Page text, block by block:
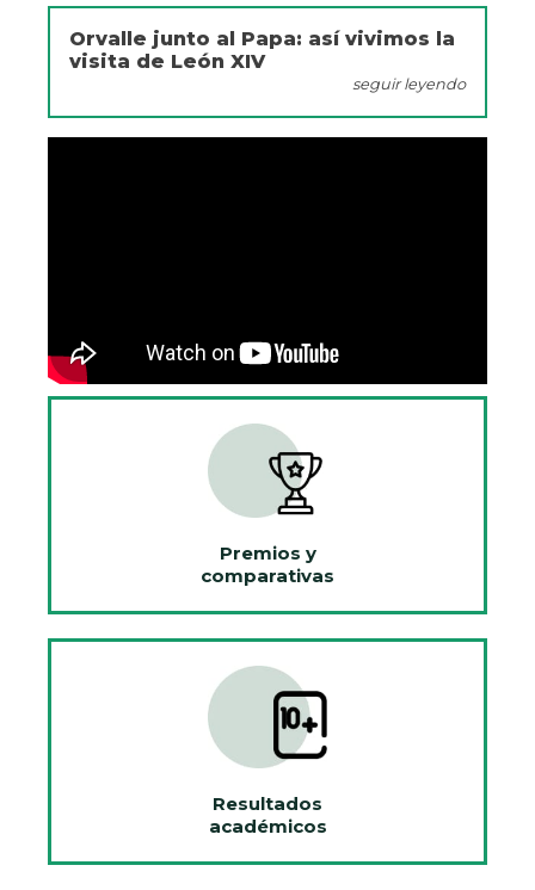
Orvalle junto al Papa: así vivimos la
visita de León XIV
seguir leyendo
Premios y
comparativas
Resultados
académicos